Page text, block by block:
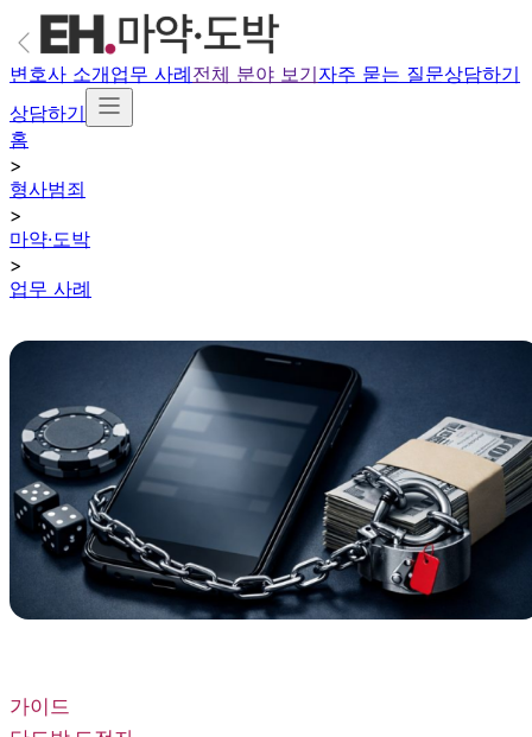
변호사 소개업무 사례전체 분야 보기자주 묻는 질문상담하기
상담하기
홈
>
형사범죄
>
마약·도박
>
업무 사례
가이드